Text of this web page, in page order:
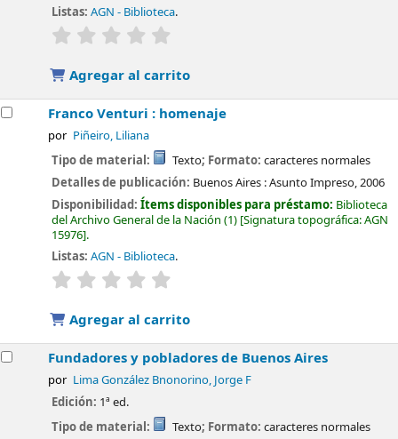
Listas: AGN - Biblioteca.
valoración
Agregar al carrito
Franco Venturi : homenaje
por Piñeiro, Liliana
Tipo de material: Texto; Formato: caracteres normales
Detalles de publicación: Buenos Aires :Asunto Impreso,2006
Disponibilidad:Ítems disponibles para préstamo: Biblioteca
del Archivo General de la Nación (1) Signatura topográfica:AGN
15976 .
Listas: AGN - Biblioteca.
valoración
Agregar al carrito
Fundadores y pobladores de Buenos Aires
por Lima González Bnonorino, Jorge F
Edición: 1ª ed.
Tipo de material:
Texto; Formato: caracteres normales